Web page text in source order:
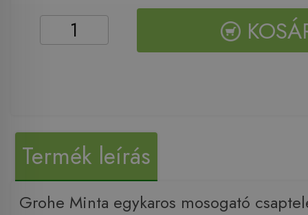
Termék leírás
Grohe Minta egykaros mosogató